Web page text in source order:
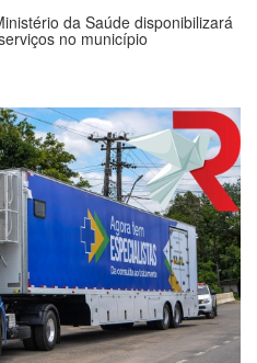
da Saúde disponibilizará
no município